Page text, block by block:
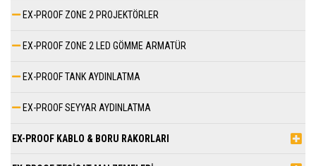
EX-PROOF ZONE 2 PROJEKTÖRLER
EX-PROOF ZONE 2 LED GÖMME ARMATÜR
EX-PROOF TANK AYDINLATMA
EX-PROOF SEYYAR AYDINLATMA
EX-PROOF KABLO & BORU RAKORLARI